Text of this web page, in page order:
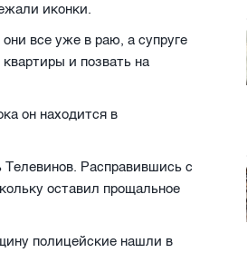
иконки.
все уже в раю, а супруге
и позвать на
он находится в
Телевинов. Расправившись с
оставил прощальное
полицейские нашли в